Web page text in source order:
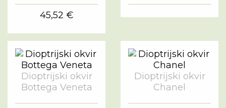
45,52 €
Dioptrijski okvir
Bottega Veneta
Dioptrijski okvir
Chanel